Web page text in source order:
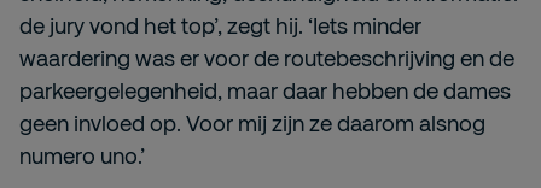
de jury vond het top’, zegt hij. ‘Iets minder
waardering was er voor de routebeschrijving en de
parkeergelegenheid, maar daar hebben de dames
geen invloed op. Voor mij zijn ze daarom alsnog
numero uno.’